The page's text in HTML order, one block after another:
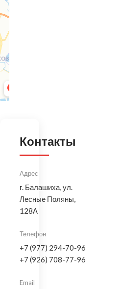
Контакты
Адрес
г. Балашиха, ул.
Лесные Поляны,
128А
Телефон
+7 (977) 294-70-96
+7 (926) 708-77-96
Email